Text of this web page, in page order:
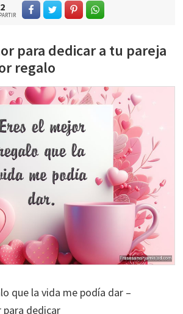
2
para dedicar a tu pareja
regalo
que la vida me podía dar –
para dedicar